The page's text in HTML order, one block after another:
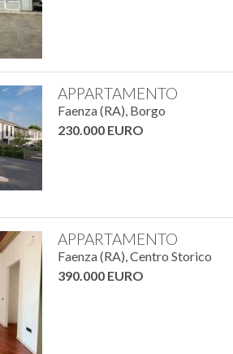
APPARTAMENTO
Faenza (RA), Borgo
230.000 EURO
APPARTAMENTO
Faenza (RA), Centro Storico
390.000 EURO